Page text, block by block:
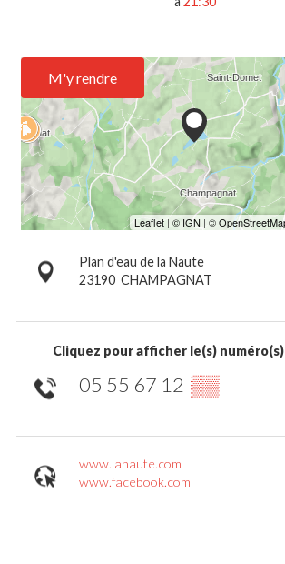
M'y rendre
Plan d'eau de la Naute
23190 CHAMPAGNAT
Cliquez pour afficher le(s) numéro(s)
05 55 67 12 ▒▒
www.lanaute.com
www.facebook.com